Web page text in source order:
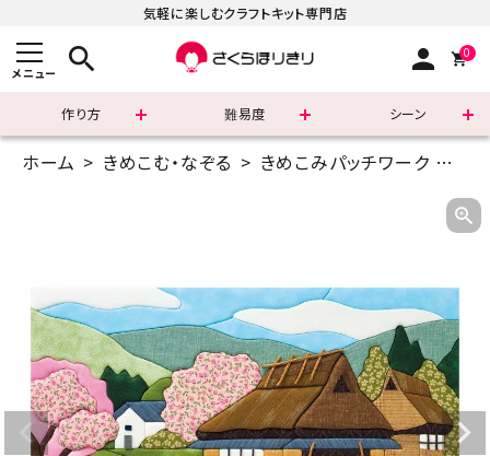
気軽に楽しむクラフトキット専門店
メニュー search person 0
作り方 難易度 シーン
まずはこちら
すべての商品
新着商品
診断チャート
ホーム きめこむ・なぞる きめこみパッチワーク